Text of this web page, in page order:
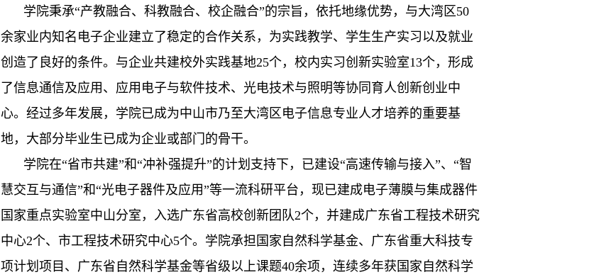
学院秉承“产教融合、科教融合、校企融合”的宗旨，依托地缘优势，与大湾区50
余家业内知名电子企业建立了稳定的合作关系，为实践教学、学生生产实习以及就业
创造了良好的条件。与企业共建校外实践基地25个，校内实习创新实验室13个，形成
了信息通信及应用、应用电子与软件技术、光电技术与照明等协同育人创新创业中
心。经过多年发展，学院已成为中山市乃至大湾区电子信息专业人才培养的重要基
地， 大部分毕业生已成为企业或部门的骨干。
学院在“省市共建”和“冲补强提升”的计划支持下，已建设“高速传输与接入”、“智
慧交互与通信”和“光电子器件及应用”等一流科研平台， 现已建成电子薄膜与集成器件
国家重点实验室中山分室 ， 入选广东省高校创新团队2个，并建成广东省工程技术研究
中心2个、 市工程技术研究中心5个。 学院承担国家自然科学基金、广东省重大科技专
项计划项目、广东省自然科学基金等省级以上课题40余项， 连续多年获国家自然科学